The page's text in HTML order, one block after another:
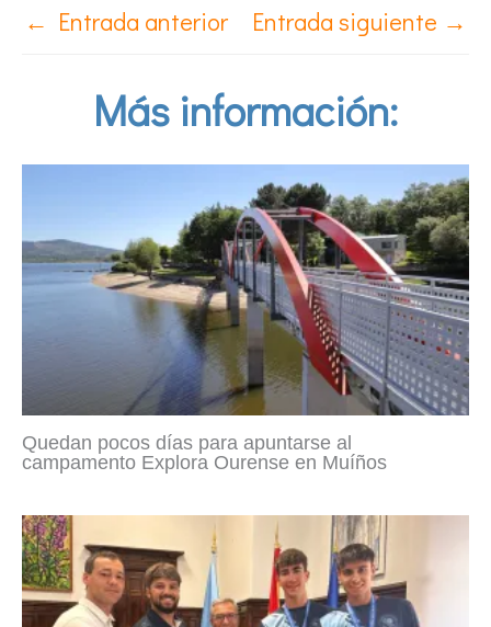
← Entrada anterior Entrada siguiente →
Más información:
Quedan pocos días para apuntarse al
campamento Explora Ourense en Muíños